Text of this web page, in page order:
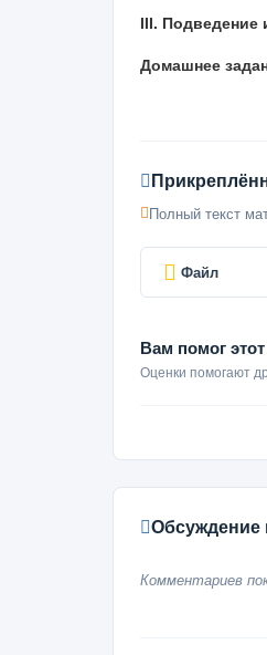
III. Подведение
Домашнее
Полный текст
Файл
Вам помог
Оценки помогают
Обсуждение
Комментариев